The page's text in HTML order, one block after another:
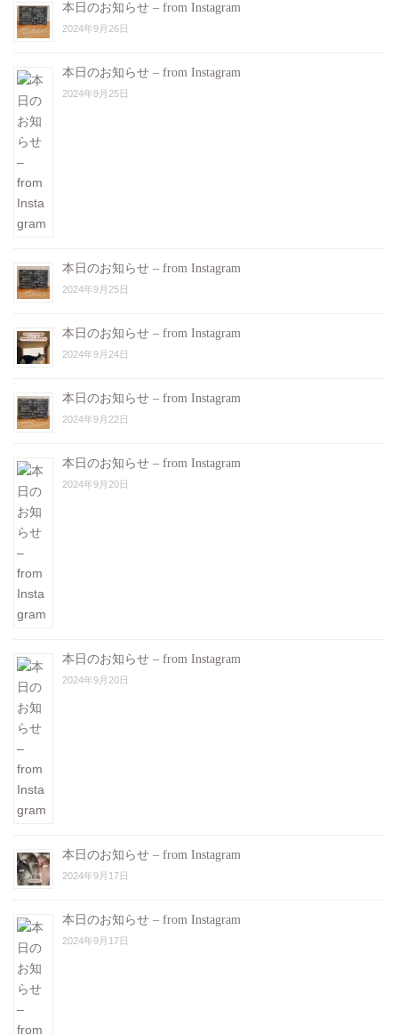
本日のお知らせ – from Instagram
2024年9月26日
本日のお知らせ – from Instagram
2024年9月25日
本日のお知らせ – from Instagram
2024年9月25日
本日のお知らせ – from Instagram
2024年9月24日
本日のお知らせ – from Instagram
2024年9月22日
本日のお知らせ – from Instagram
2024年9月20日
本日のお知らせ – from Instagram
2024年9月20日
本日のお知らせ – from Instagram
2024年9月17日
本日のお知らせ – from Instagram
2024年9月17日